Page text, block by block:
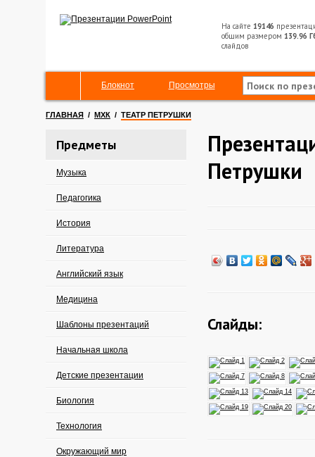
На сайте 19146
общим размером 139.96
слайдов
Блокнот Просмотры
ГЛАВНАЯ / МХК / ТЕАТР ПЕТРУШКИ
Предметы
Музыка
Педагогика
История
Литература
Английский язык
Медицина
Шаблоны презентаций
Начальная школа
Детские презентации
Биология
Технология
Окружающий мир
Петрушки
Слайды: